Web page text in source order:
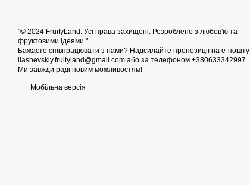
"© 2024 FruityLand. Усі права захищені. Розроблено з любов'ю та
фруктовими ідеями."
Бажаєте співпрацювати з нами? Надсилайте пропозиції на е-пошту
liashevskiy.fruityland@gmail.com або за телефоном +380633342997.
Ми завжди раді новим можливостям!
Мобільна версія